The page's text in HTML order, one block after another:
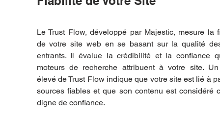
Le Trust Flow, développé par Majestic, mesure la
de votre site web en se basant sur la qualité
entrants. Il évalue la crédibilité et la confiance
moteurs de recherche attribuent à votre site.
élevé de Trust Flow indique que votre site est lié à
sources fiables et que son contenu est considéré
digne de confiance.